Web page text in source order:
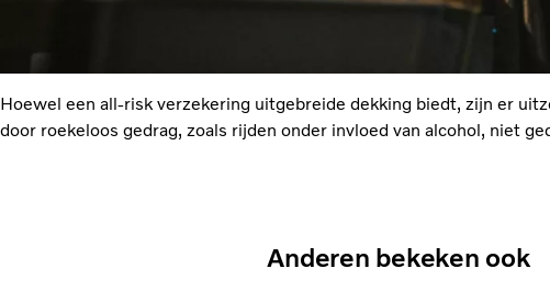
Hoewel een all-risk verzekering uitgebreide dekking biedt, zijn er
door roekeloos gedrag, zoals rijden onder invloed van alcohol, niet
Anderen bekeken ook